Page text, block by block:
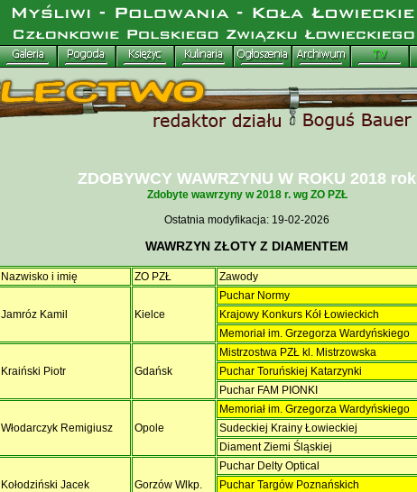
ZDOBYWCY WAWRZYNU W ROKU 2018 rok
Zdobyte wawrzyny w 2018 r. wg ZO PZŁ
Ostatnia modyfikacja: 19-02-2026
WAWRZYN ZŁOTY Z DIAMENTEM
Nazwisko i imię ZO PZŁ Zawody
Jamróz Kamil Kielce
Puchar Normy
Krajowy Konkurs Kół Łowieckich
Memoriał im. Grzegorza Wardyńskiego
Kraiński Piotr Gdańsk
Mistrzostwa PZŁ kl. Mistrzowska
Puchar Toruńskiej Katarzynki
Puchar FAM PIONKI
Włodarczyk Remigiusz Opole
Memoriał im. Grzegorza Wardyńskiego
Sudeckiej Krainy Łowieckiej
Diament Ziemi Śląskiej
Kołodziński Jacek Gorzów Wlkp.
Puchar Delty Optical
Puchar Targów Poznańskich